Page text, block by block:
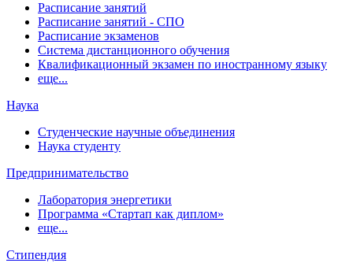
Расписание занятий
Расписание занятий - СПО
Расписание экзаменов
Система дистанционного обучения
Квалификационный экзамен по иностранному языку
еще...
Наука
Студенческие научные объединения
Наука студенту
Предпринимательство
Лаборатория энергетики
Программа «Стартап как диплом»
еще...
Стипендия